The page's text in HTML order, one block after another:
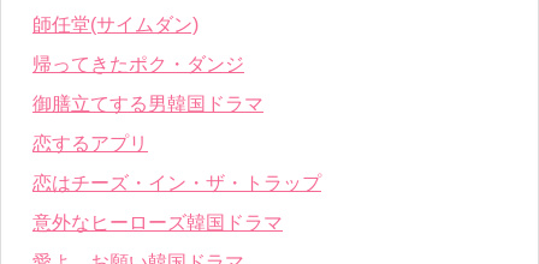
師任堂(サイムダン)
帰ってきたポク・ダンジ
御膳立てする男韓国ドラマ
恋するアプリ
恋はチーズ・イン・ザ・トラップ
意外なヒーローズ韓国ドラマ